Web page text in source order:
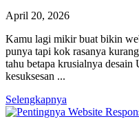
April 20, 2026
Kamu lagi mikir buat bikin
punya tapi kok rasanya
tahu betapa krusialnya
kesuksesan ...
Selengkapnya